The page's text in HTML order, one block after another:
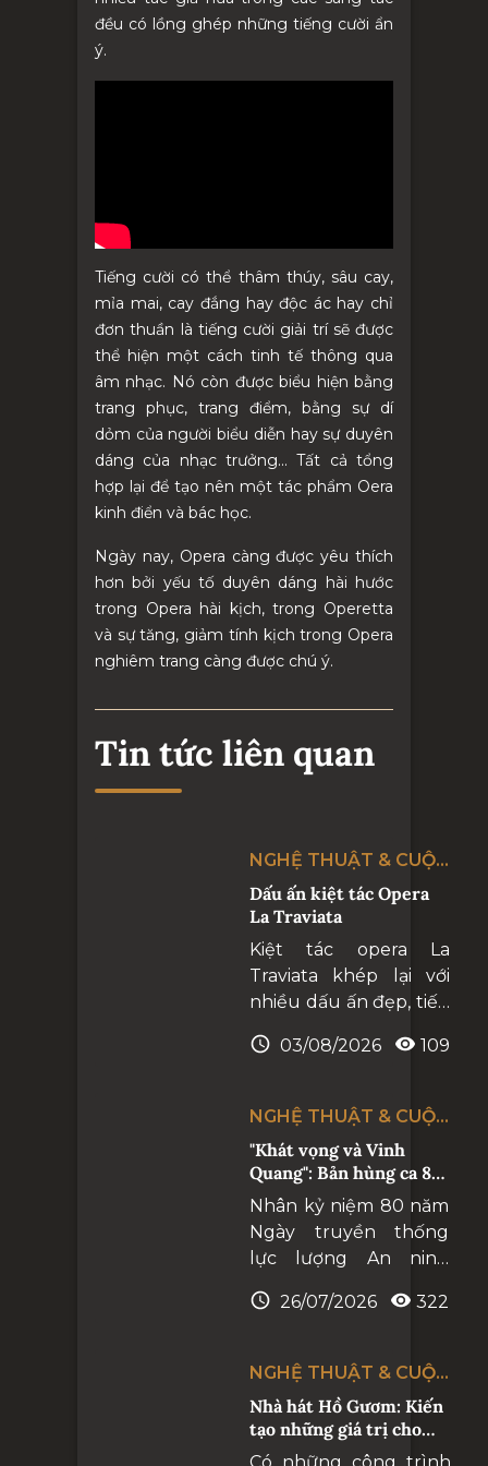
đều có lồng ghép những tiếng cười ẩn
ý.
Tiếng cười có thể thâm thúy, sâu cay,
mỉa mai, cay đắng hay độc ác hay chỉ
đơn thuần là tiếng cười giải trí sẽ được
thể hiện một cách tinh tế thông qua
âm nhạc. Nó còn được biểu hiện bằng
trang phục, trang điểm, bằng sự dí
dỏm của người biểu diễn hay sự duyên
dáng của nhạctrưởng... Tất cả tổng
hợp lại để tạo nên một tác phẩm Oera
kinh điển và bác học.
Ngày nay, Opera càng được yêu thích
hơn bởi yếu tố duyên dáng hài hước
trong Opera hài kịch, trong Operetta
và sự tăng, giảm tính kịch trong Opera
nghiêm trang càng được chú ý.
Tin tức liên quan
NGHỆ THUẬT & CUỘC
SỐNG
Dấu ấn kiệt tác Opera
La Traviata
Kiệt tác opera La
Traviata khép lại với
nhiều dấu ấn đẹp, tiếp
hát Hồ Gươm là điểm
chương trình nghệ
thuật hàn lâm đẳng
cấp quốc tế, góp phần
đưa các giá trị tinh hoa
của nghệ thuật thế
giới đến gần hơn với
công chúng Việt Nam.
03/08/2026 109
NGHỆ THUẬT & CUỘC
SỐNG
"Khát vọng và Vinh
Quang": Bản hùng ca 80
năm vẻ vang
Nhân kỷ niệm 80 năm
Ngày truyền thống
lực lượng An ninh
Ngày truyền thống
ngoại (12/7/1946 -
12/7/2026), tối
25/7/2026, Cục An ninh
đối ngoại và Cục Công
26/07/2026 322
NGHỆ THUẬT & CUỘC
SỐNG
Nhà hát Hồ Gươm: Kiến
tạo những giá trị cho
tương lai